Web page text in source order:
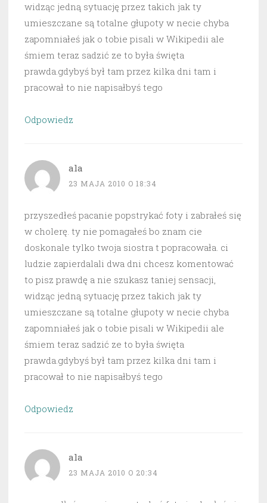
widząc jedną sytuację przez takich jak ty
umieszczane są totalne głupoty w necie chyba
zapomniałeś jak o tobie pisali w Wikipedii ale
śmiem teraz sadzić ze to była święta
prawda.gdybyś był tam przez kilka dni tam i
pracował to nie napisałbyś tego
Odpowiedz
ala
23 MAJA 2010 O 18:34
przyszedłeś pacanie popstrykać foty i zabrałeś się
w cholerę. ty nie pomagałeś bo znam cie
doskonale tylko twoja siostra t popracowała. ci
ludzie zapierdalali dwa dni chcesz komentować
to pisz prawdę a nie szukasz taniej sensacji,
widząc jedną sytuację przez takich jak ty
umieszczane są totalne głupoty w necie chyba
zapomniałeś jak o tobie pisali w Wikipedii ale
śmiem teraz sadzić ze to była święta
prawda.gdybyś był tam przez kilka dni tam i
pracował to nie napisałbyś tego
Odpowiedz
ala
23 MAJA 2010 O 20:34